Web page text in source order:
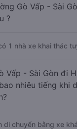
Gò Vấp - Sài
?
1 nhà xe khai thác
Vấp - Sài Gòn đi
nhiêu tiếng khi
di chuyển bằng xe